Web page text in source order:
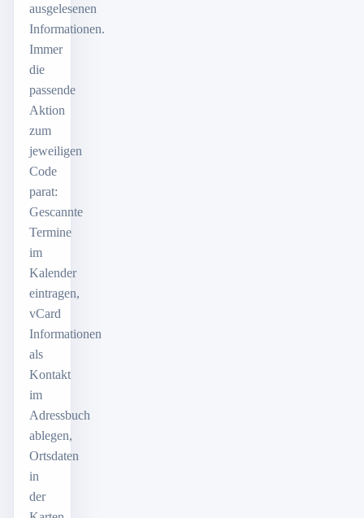
ausgelesenen
Informationen.
Immer
die
passende
Aktion
zum
jeweiligen
Code
parat:
Gescannte
Termine
im
Kalender
eintragen,
vCard
Informationen
als
Kontakt
im
Adressbuch
ablegen,
Ortsdaten
in
der